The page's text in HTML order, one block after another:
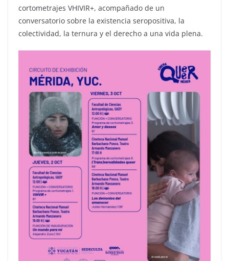
cortometrajes VHIVIR+, acompañado de un
conversatorio sobre la existencia seropositiva, la
colectividad, la ternura y el derecho a una vida plena.